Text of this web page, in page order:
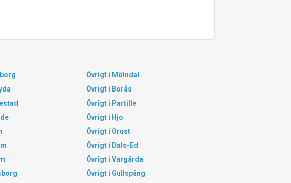
Övrigt i Mölndal
Övrigt i Borås
Övrigt i Partille
Övrigt i Hjo
Övrigt i Orust
Övrigt i Dals-Ed
Övrigt i Vårgårda
Övrigt i Gullspång